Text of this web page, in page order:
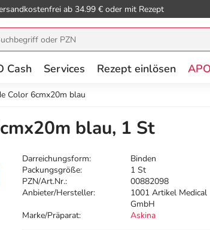
ab 34.99 € oder mit Rezept
Cash Services Rezept einlösen
Color 6cmx20m blau
blau, 1 St
Darreichungsform:
Binden
Packungsgröße:
1 St
PZN/Art.Nr.:
00882098
Anbieter/Hersteller:
1001 Artikel Medical
GmbH
Marke/Präparat:
Askina